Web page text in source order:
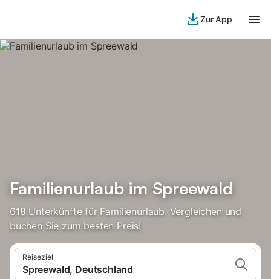
Zur App
Familienurlaub im Spreewald
618 Unterkünfte für Familienurlaub. Vergleichen und
buchen Sie zum besten Preis!
Reiseziel
Spreewald, Deutschland